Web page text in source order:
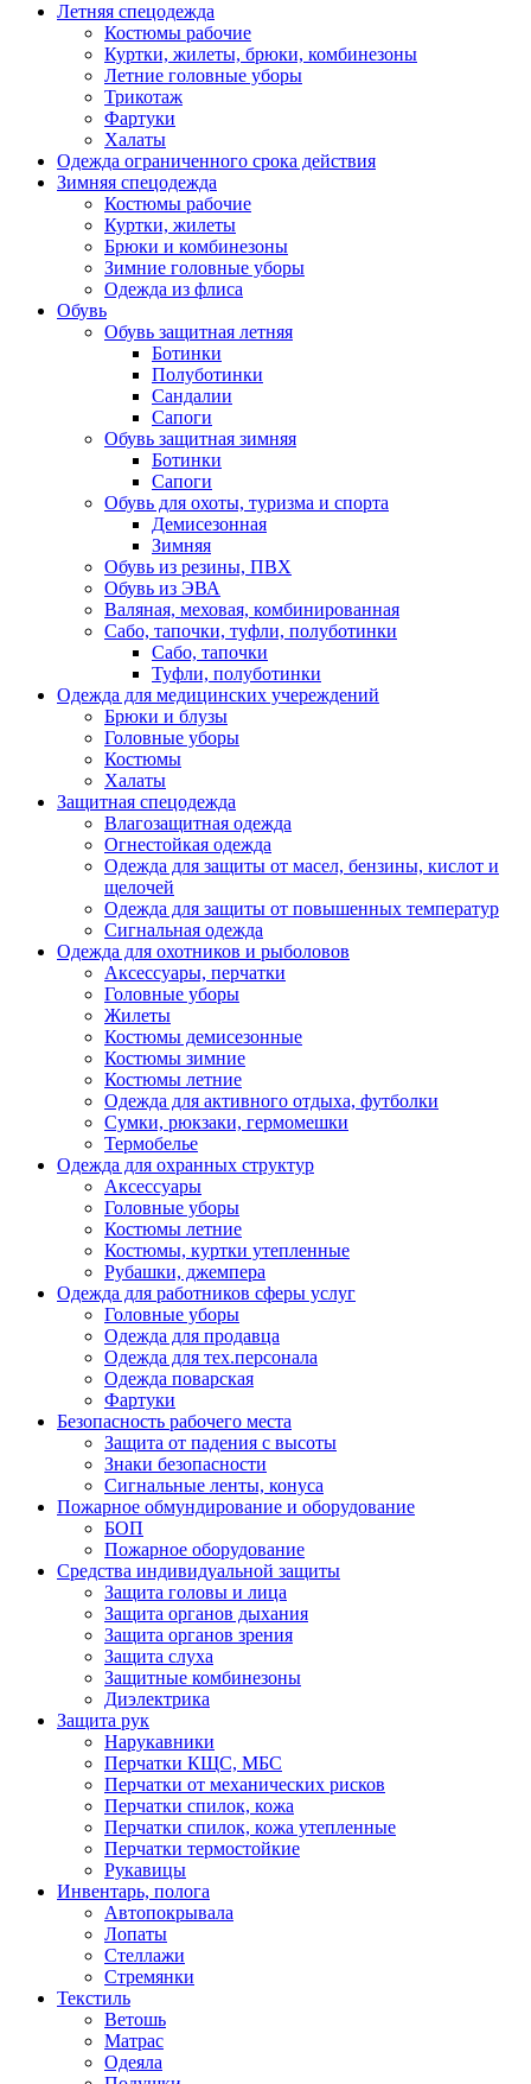
Летняя спецодежда
Костюмы рабочие
Куртки, жилеты, брюки, комбинезоны
Летние головные уборы
Трикотаж
Фартуки
Халаты
Одежда ограниченного срока действия
Зимняя спецодежда
Костюмы рабочие
Куртки, жилеты
Брюки и комбинезоны
Зимние головные уборы
Одежда из флиса
Обувь
Обувь защитная летняя
Ботинки
Полуботинки
Сандалии
Сапоги
Обувь защитная зимняя
Ботинки
Сапоги
Обувь для охоты, туризма и спорта
Демисезонная
Зимняя
Обувь из резины, ПВХ
Обувь из ЭВА
Валяная, меховая, комбинированная
Сабо, тапочки, туфли, полуботинки
Сабо, тапочки
Туфли, полуботинки
Одежда для медицинских учереждений
Брюки и блузы
Головные уборы
Костюмы
Халаты
Защитная спецодежда
Влагозащитная одежда
Огнестойкая одежда
Одежда для защиты от масел, бензины, кислот и
щелочей
Одежда для защиты от повышенных температур
Сигнальная одежда
Одежда для охотников и рыболовов
Аксессуары, перчатки
Головные уборы
Жилеты
Костюмы демисезонные
Костюмы зимние
Костюмы летние
Одежда для активного отдыха, футболки
Сумки, рюкзаки, гермомешки
Термобелье
Одежда для охранных структур
Аксессуары
Головные уборы
Костюмы летние
Костюмы, куртки утепленные
Рубашки, джемпера
Одежда для работников сферы услуг
Головные уборы
Одежда для продавца
Одежда для тех.персонала
Одежда поварская
Фартуки
Безопасность рабочего места
Защита от падения с высоты
Знаки безопасности
Сигнальные ленты, конуса
Пожарное обмундирование и оборудование
БОП
Пожарное оборудование
Средства индивидуальной защиты
Защита головы и лица
Защита органов дыхания
Защита органов зрения
Защита слуха
Защитные комбинезоны
Диэлектрика
Защита рук
Нарукавники
Перчатки КЩС, МБС
Перчатки от механических рисков
Перчатки спилок, кожа
Перчатки спилок, кожа утепленные
Перчатки термостойкие
Рукавицы
Инвентарь, полога
Автопокрывала
Лопаты
Стеллажи
Стремянки
Текстиль
Ветошь
Матрас
Одеяла